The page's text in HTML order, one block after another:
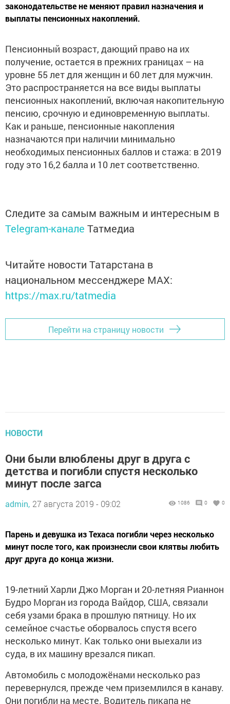
законодательстве не меняют правил назначения и
выплаты пенсионных накоплений.
Пенсионный возраст, дающий право на их
получение, остается в прежних границах – на
уровне 55 лет для женщин и 60 лет для мужчин.
Это распространяется на все виды выплаты
пенсионных накоплений, включая накопительную
пенсию, срочную и единовременную выплаты.
Как и раньше, пенсионные накопления
назначаются при наличии минимально
необходимых пенсионных баллов и стажа: в 2019
году это 16,2 балла и 10 лет соответственно.
Следите за самым важным и интересным в
Telegram-канале Татмедиа
Читайте новости Татарстана в
национальном мессенджере MАХ:
https://max.ru/tatmedia
Перейти на страницу новости
НОВОСТИ
Они были влюблены друг в друга с
детства и погибли спустя несколько
минут после загса
admin, 27 августа 2019 - 09:02 1086 0 0
Парень и девушка из Техаса погибли через несколько
минут после того, как произнесли свои клятвы любить
друг друга до конца жизни.
19-летний Харли Джо Морган и 20-летняя Рианнон
Будро Морган из города Вайдор, США, связали
себя узами брака в прошлую пятницу. Но их
семейное счастье оборвалось спустя всего
несколько минут. Как только они выехали из
суда, в их машину врезался пикап.
Автомобиль с молодожёнами несколько раз
перевернулся, прежде чем приземлился в канаву.
Они погибли на месте. Водитель пикапа не